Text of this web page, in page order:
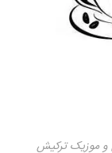
و موزیک ترکیش